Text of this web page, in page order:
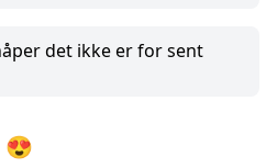
det ikke er for sent
😍